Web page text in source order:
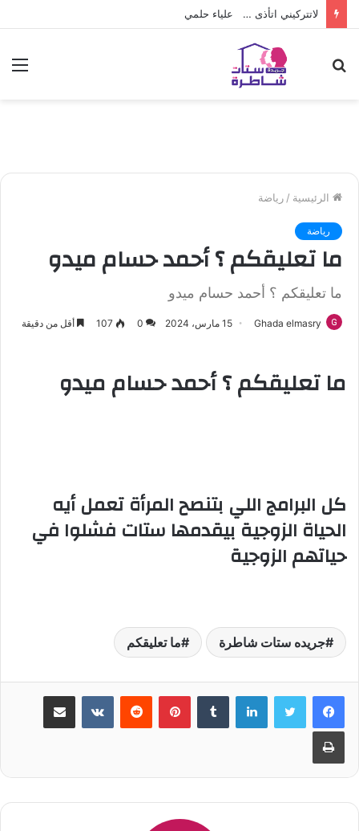
لاتتركيني اتأذى … علياء حلمي
الرئيسية / رياضة
رياضة
ما تعليقكم ؟ أحمد حسام ميدو
ما تعليقكم ؟ أحمد حسام ميدو
Ghada elmasry 15 مارس، 2024 0
107 أقل من دقيقة
ما تعليقكم ؟ أحمد حسام ميدو
كل البرامج اللي بتنصح المرأة تعمل أيه
الحياة الزوجية بيقدمها ستات فشلوا في
حياتهم الزوجية
جريده ستات شاطرة ما تعليقكم
لينكدإن بينتيريست